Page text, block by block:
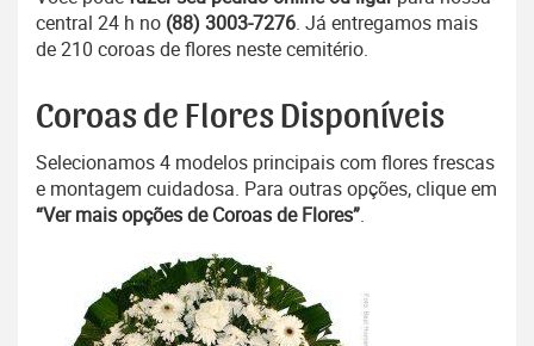
central 24 h no (88) 3003-7276. Já entregamos mais
de 210 coroas de flores neste cemitério.
Coroas de Flores Disponíveis
Selecionamos 4 modelos principais com flores frescas
e montagem cuidadosa. Para outras opções, clique em
“Ver mais opções de Coroas de Flores”.